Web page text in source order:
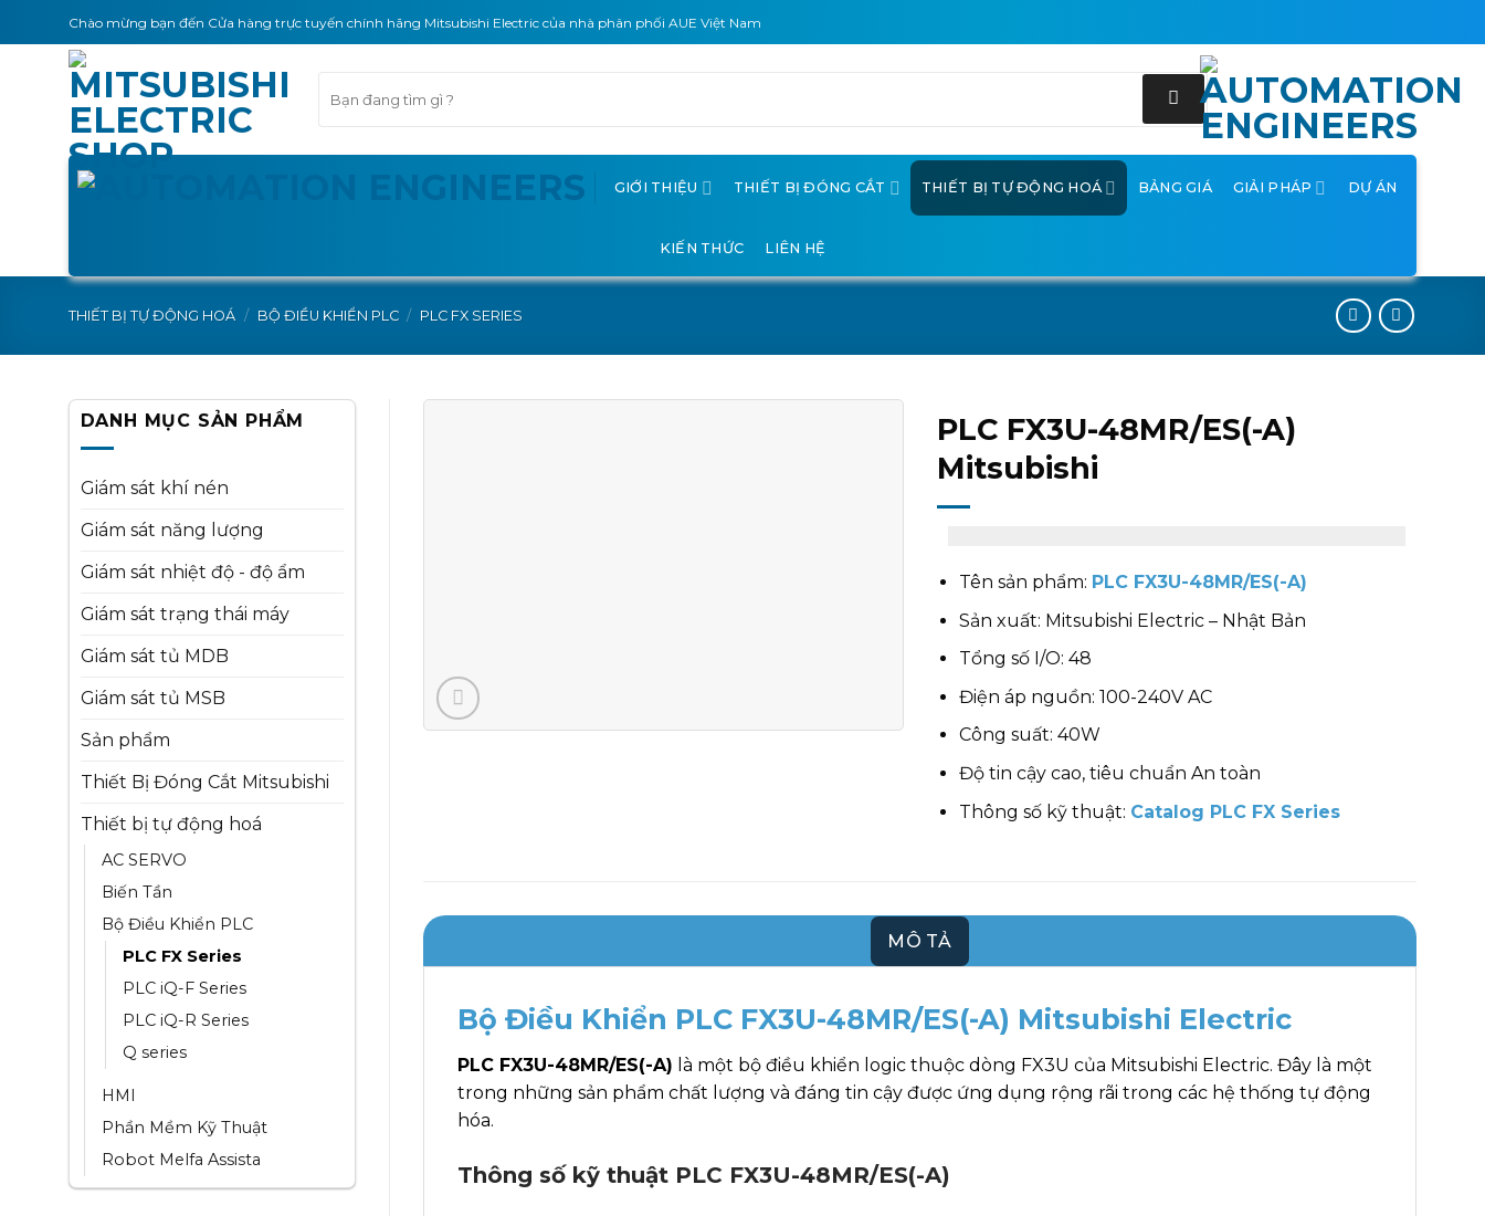
to
content
Chào mừng bạn đến Cửa hàng trực tuyến chính hãng Mitsubishi Electric của nhà phân phối AUE Việt Nam
kiếm:
GIỚI THIỆU THIẾT BỊ ĐÓNG CẮT THIẾT BỊ TỰ ĐỘNG HOÁ BẢNG GIÁ GIẢI PHÁP DỰ ÁN
KIẾN THỨC LIÊN HỆ
THIẾT BỊ TỰ ĐỘNG HOÁ / BỘ ĐIỀU KHIỂN PLC / PLC FX SERIES
DANH MỤC SẢN PHẨM
Giám sát khí nén
Giám sát năng lượng
Giám sát nhiệt độ - độ ẩm
Giám sát trạng thái máy
Giám sát tủ MDB
Giám sát tủ MSB
Sản phẩm
Thiết Bị Đóng Cắt Mitsubishi
Thiết bị tự động hoá
AC SERVO
Biến Tần
Bộ Điều Khiển PLC
PLC FX Series
PLC iQ-F Series
PLC iQ-R Series
Q series
HMI
Phần Mềm Kỹ Thuật
Robot Melfa Assista
PLC FX3U-48MR/ES(-A)
Mitsubishi
Tên sản phẩm: PLC FX3U-48MR/ES(-A)
Sản xuất: Mitsubishi Electric – Nhật Bản
Tổng số I/O: 48
Điện áp nguồn: 100-240V AC
Công suất: 40W
Độ tin cậy cao, tiêu chuẩn An toàn
Thông số kỹ thuật: Catalog PLC FX Series
MÔ TẢ
Bộ Điều Khiển PLC FX3U-48MR/ES(-A) Mitsubishi Electric
PLC FX3U-48MR/ES(-A) là một bộ điều khiển logic thuộc dòng FX3U của Mitsubishi Electric. Đây là một
trong những sản phẩm chất lượng và đáng tin cậy được ứng dụng rộng rãi trong các hệ thống tự động
hóa.
Thông số kỹ thuật PLC FX3U-48MR/ES(-A)